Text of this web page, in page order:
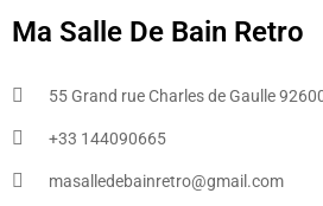
Ma Salle De Bain Retro
55 Grand rue Charles de Gaulle
+33 144090665​
masalledebainretro@gmail.com